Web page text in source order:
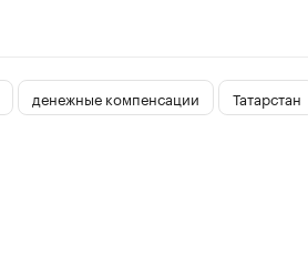
денежные компенсации Татарстан